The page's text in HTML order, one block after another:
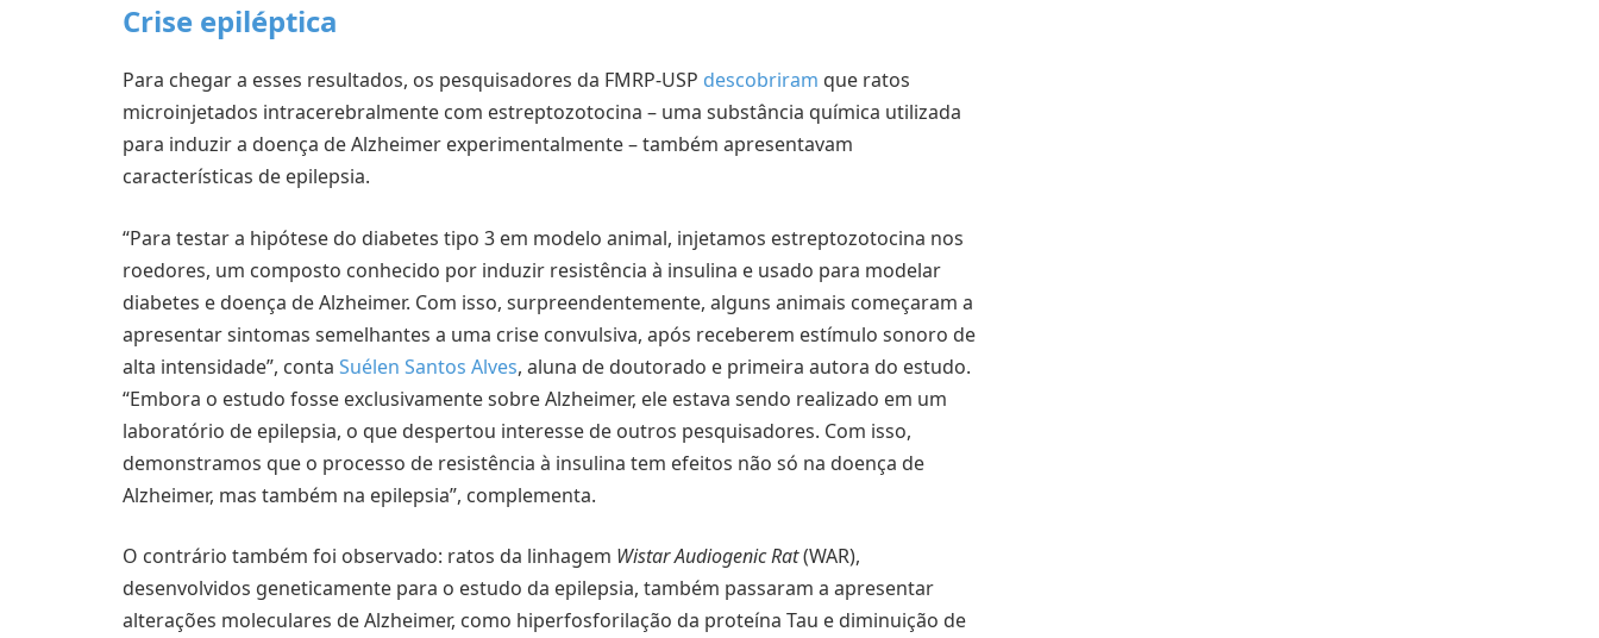
Crise epiléptica
Para chegar a esses resultados, os pesquisadores da FMRP-USP descobriram que ratos
microinjetados intracerebralmente com estreptozotocina – uma substância química utilizada
para induzir a doença de Alzheimer experimentalmente – também apresentavam
características de epilepsia.
“Para testar a hipótese do diabetes tipo 3 em modelo animal, injetamos estreptozotocina nos
roedores, um composto conhecido por induzir resistência à insulina e usado para modelar
diabetes e doença de Alzheimer. Com isso, surpreendentemente, alguns animais começaram a
apresentar sintomas semelhantes a uma crise convulsiva, após receberem estímulo sonoro de
alta intensidade”, conta Suélen Santos Alves, aluna de doutorado e primeira autora do estudo.
“Embora o estudo fosse exclusivamente sobre Alzheimer, ele estava sendo realizado em um
laboratório de epilepsia, o que despertou interesse de outros pesquisadores. Com isso,
demonstramos que o processo de resistência à insulina tem efeitos não só na doença de
Alzheimer, mas também na epilepsia”, complementa.
O contrário também foi observado: ratos da linhagem Wistar Audiogenic Rat(WAR),
desenvolvidos geneticamente para o estudo da epilepsia, também passaram a apresentar
alterações moleculares de Alzheimer, como hiperfosforilação da proteína Tau e diminuição de